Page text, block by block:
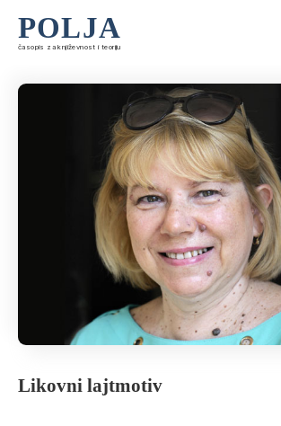
POLJA
časopis za književnost i teoriju
Likovni lajtmotiv